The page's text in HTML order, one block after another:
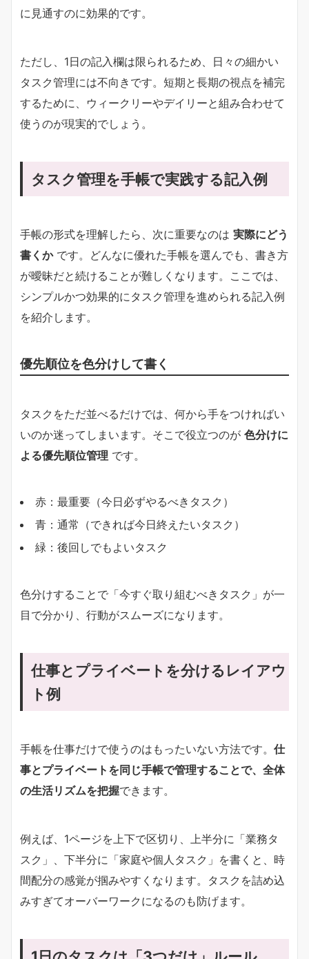
に見通すのに効果的です。
ただし、1日の記入欄は限られるため、日々の細かい
タスク管理には不向きです。短期と長期の視点を補完
するために、ウィークリーやデイリーと組み合わせて
使うのが現実的でしょう。
タスク管理を手帳で実践する記入例
手帳の形式を理解したら、次に重要なのは 実際にどう
書くかです。どんなに優れた手帳を選んでも、書き方
が曖昧だと続けることが難しくなります。ここでは、
シンプルかつ効果的にタスク管理を進められる記入例
を紹介します。
優先順位を色分けして書く
タスクをただ並べるだけでは、何から手をつければい
いのか迷ってしまいます。そこで役立つのが 色分けに
よる優先順位管理 です。
赤：最重要（今日必ずやるべきタスク）
青：通常（できれば今日終えたいタスク）
緑：後回しでもよいタスク
色分けすることで「今すぐ取り組むべきタスク」が一
目で分かり、行動がスムーズになります。
仕事とプライベートを分けるレイアウ
ト例
手帳を仕事だけで使うのはもったいない方法です。 仕
事とプライベートを同じ手帳で管理することで、全体
の生活リズムを把握できます。
例えば、1ページを上下で区切り、上半分に「業務タ
スク」、下半分に「家庭や個人タスク」を書くと、時
間配分の感覚が掴みやすくなります。タスクを詰め込
みすぎてオーバーワークになるのも防げます。